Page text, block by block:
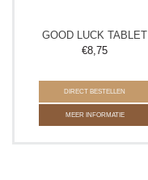
GOOD LUCK TABLET
€8,75
DIRECT BESTELLEN
MEER INFORMATIE